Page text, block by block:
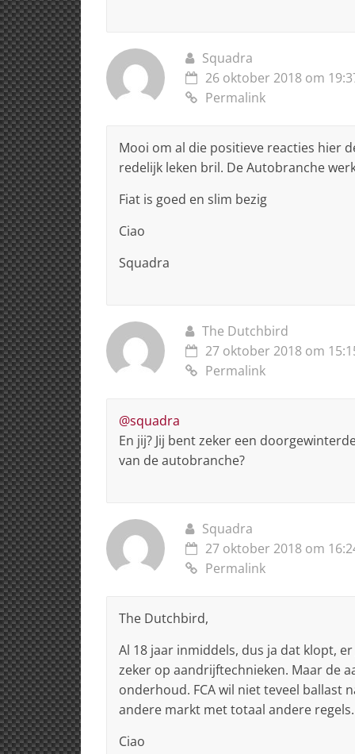
Squadra
26 oktober 2018 om
Permalink
Mooi om al die positieve reacties hier
redelijk leken bril. De Autobranche
Fiat is goed en slim bezig
Ciao
Squadra
The Dutchbird
27 oktober 2018 om
Permalink
@squadra
En jij? Jij bent zeker een
van de autobranche?
Squadra
27 oktober 2018 om
Permalink
The Dutchbird,
Al 18 jaar inmiddels, dus ja dat klopt,
zeker op aandrijftechnieken. Maar de
onderhoud. FCA wil niet teveel ballast
andere markt met totaal andere regels.
Ciao